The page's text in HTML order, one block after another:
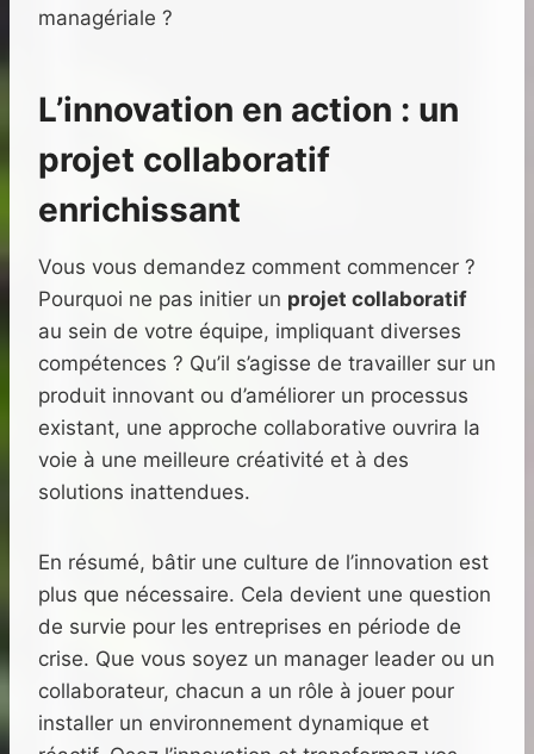
managériale ?
L’innovation en action : un
projet collaboratif
enrichissant
Vous vous demandez comment commencer ?
Pourquoi ne pas initier un projet collaboratif
au sein de votre équipe, impliquant diverses
compétences ? Qu’il s’agisse de travailler sur un
produit innovant ou d’améliorer un processus
existant, une approche collaborative ouvrira la
voie à une meilleure créativité et à des
solutions inattendues.
En résumé, bâtir une culture de l’innovation est
plus que nécessaire. Cela devient une question
de survie pour les entreprises en période de
crise. Que vous soyez un manager leader ou un
collaborateur, chacun a un rôle à jouer pour
installer un environnement dynamique et